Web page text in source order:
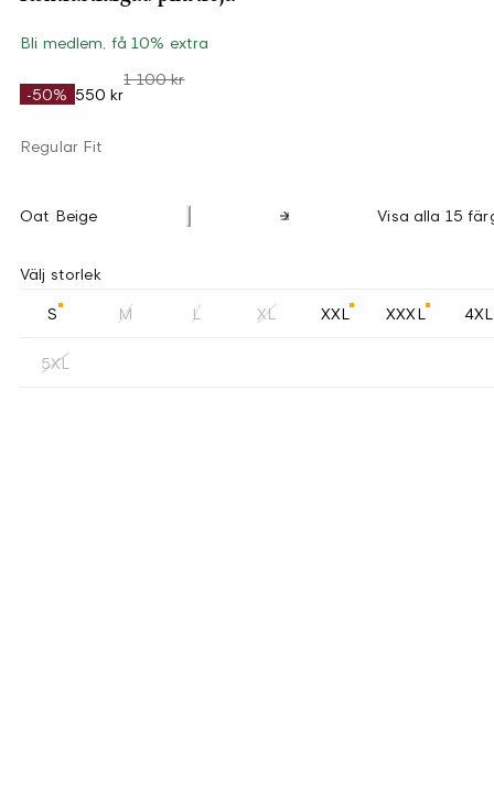
Bli medlem, få 10% extra
-50% 550 kr
1 100 kr
Regular Fit
Oat Beige Visa alla 15
Välj storlek
S M L XL XXL XXXL 4XL
5XL